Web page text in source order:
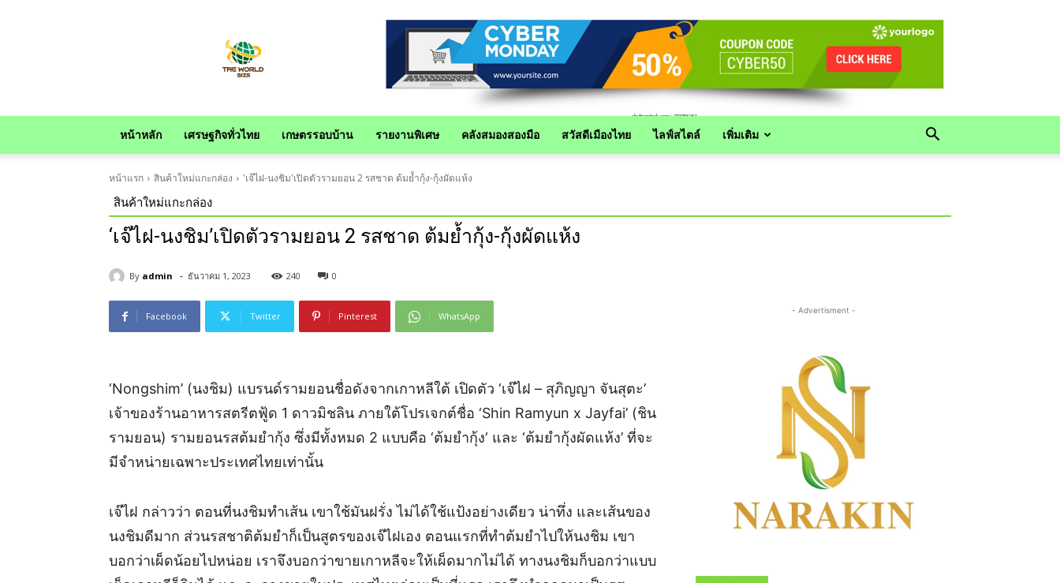
หน้าหลัก เศรษฐกิจทั่วไทย เกษตรรอบบ้าน รายงานพิเศษ คลังสมองสองมือ สวัสดีเมืองไทย ไลฟ์สไตล์ เพิ่มเติม
หน้าแรก สินค้าใหม่แกะกล่อง 'เจ๊ไฝ-นงชิม'เปิดตัวรามยอน 2 รสชาด ต้มย้ำกุ้ง-กุ้งผัดแห้ง
สินค้าใหม่แกะกล่อง
‘เจ๊ไฝ-นงชิม’เปิดตัวรามยอน 2 รสชาด ต้มย้ำกุ้ง-กุ้งผัดแห้ง
By admin - ธันวาคม 1, 2023 240 0
Facebook Twitter Pinterest WhatsApp
‘Nongshim’ (นงชิม) แบรนด์รามยอนชื่อดังจากเกาหลีใต้ เปิดตัว ‘เจ๊ไฝ – สุภิญญา จันสุตะ’
เจ้าของร้านอาหารสตรีตฟู้ด 1 ดาวมิชลิน ภายใต้โปรเจกต์ชื่อ ‘Shin Ramyun x Jayfai’ (ชิน
รามยอน) รามยอนรสต้มยำกุ้ง ซึ่งมีทั้งหมด 2 แบบคือ ‘ต้มยำกุ้ง‘ และ ‘ต้มยำกุ้งผัดแห้ง’ ที่จะ
มีจำหน่ายเฉพาะประเทศไทยเท่านั้น
เจ๊ไฝ กล่าวว่า ตอนที่นงชิมทำเส้น เขาใช้มันฝรั่ง ไม่ได้ใช้แป้งอย่างเดียว น่าทึ่ง และเส้นของ
นงชิมดีมาก ส่วนรสชาติต้มยำก็เป็นสูตรของเจ๊ไฝเอง ตอนแรกที่ทำต้มยำไปให้นงชิม เขา
บอกว่าเผ็ดน้อยไปหน่อย เราจึงบอกว่าขายเกาหลีจะให้เผ็ดมากไม่ได้ ทางนงชิมก็บอกว่าแบบ
- Advertisment -